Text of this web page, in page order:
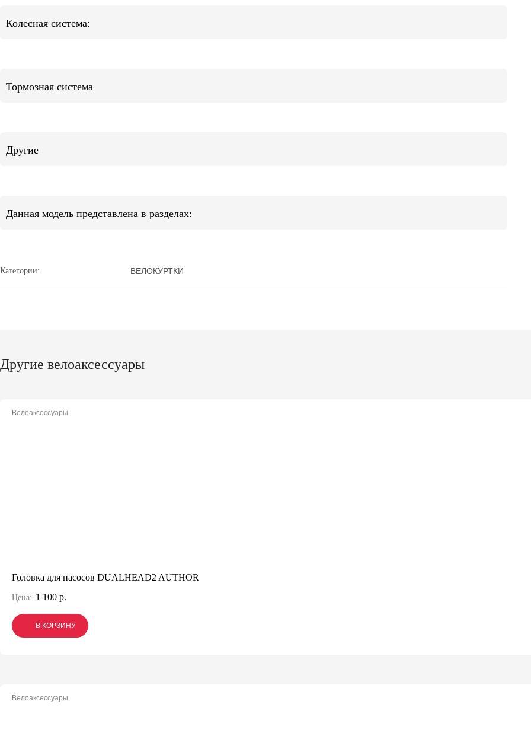
Колесная система:
Тормозная система
Другие
Данная модель представлена в разделах:
Категории: ВЕЛОКУРТКИ
Другие велоаксессуары
Велоаксессуары
Головка для насосов DUALHEAD2 AUTHOR
Цена: 1 100 р.
В КОРЗИНУ
В КОРЗИНУ
В КОРЗИНУ
Велоаксессуары